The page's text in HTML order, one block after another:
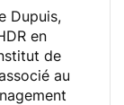
Dupuis,
en
de
au